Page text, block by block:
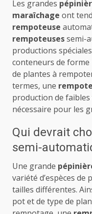
Les grandes
maraîchage ont
rempoteuse
rempoteusessemi-
productions
conteneurs de
de plantes à
termes, une
production de
nécessaire pour les
Qui devrait
semi-
Une grande
variété d’espèces
tailles différentes.
pot et de type de